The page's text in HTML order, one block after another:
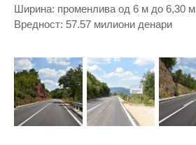
Ширина: променлива од 6 м до 6,30 м
Вредност: 57.57 милиони денари